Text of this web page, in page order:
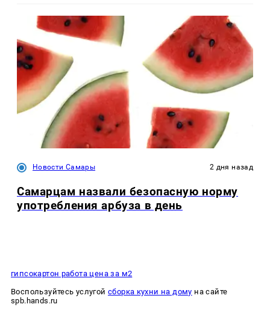
Новости Самары 2 дня назад
Самарцам назвали безопасную норму
употребления арбуза в день
гипсокартон работа цена за м2
Воспользуйтесь услугой сборка кухни на дому на сайте
spb.hands.ru